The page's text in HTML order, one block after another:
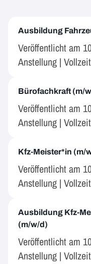
Ausbildung
Veröffentlicht am
Anstellung | Vollzeit
Bürofachkraft (m/
Veröffentlicht am
Anstellung | Vollzeit
Kfz-Meister*in (m/
Veröffentlicht am
Anstellung | Vollzeit
Ausbildung Kfz-
(m/w/d)
Veröffentlicht am
Anstellung | Vollzeit